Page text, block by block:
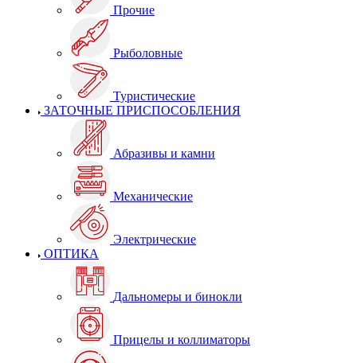
Прочие
Рыболовные
Туристические
ЗАТОЧНЫЕ ПРИСПОСОБЛЕНИЯ
Абразивы и камни
Механические
Электрические
ОПТИКА
Дальномеры и бинокли
Прицелы и коллиматоры